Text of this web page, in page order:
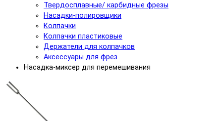
Твердосплавные/ карбидные фрезы
Насадки-полировщики
Колпачки
Колпачки пластиковые
Держатели для колпачков
Аксессуары для фрез
Насадка-миксер для перемешивания